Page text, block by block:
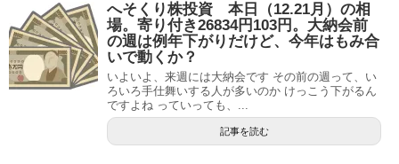
へそくり株投資 本日（12.21月）の相
場。寄り付き26834円103円。大納会前
の週は例年下がりだけど、今年はもみ合
いで動くか？
いよいよ、来週には大納会です その前の週って、い
ろいろ手仕舞いする人が多いのか けっこう下がるん
ですよね っていっても、...
記事を読む